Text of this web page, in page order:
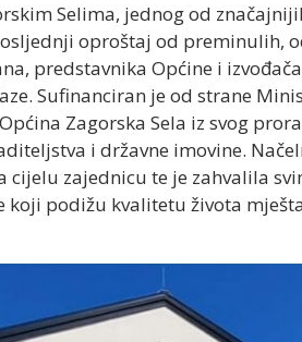
Selima, jednog od
oproštaj od preminulih,
predstavnika Općine i
Sufinanciran je od strane
Zagorska Sela iz svog
i državne imovine.
cijelu zajednicu te je zahvalila
podižu kvalitetu života